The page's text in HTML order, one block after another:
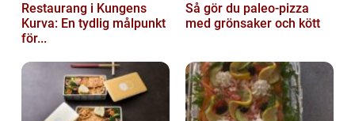
Restaurang i Kungens
Kurva: En tydlig målpunkt
för...
Så gör du paleo-pizza
med grönsaker och kött